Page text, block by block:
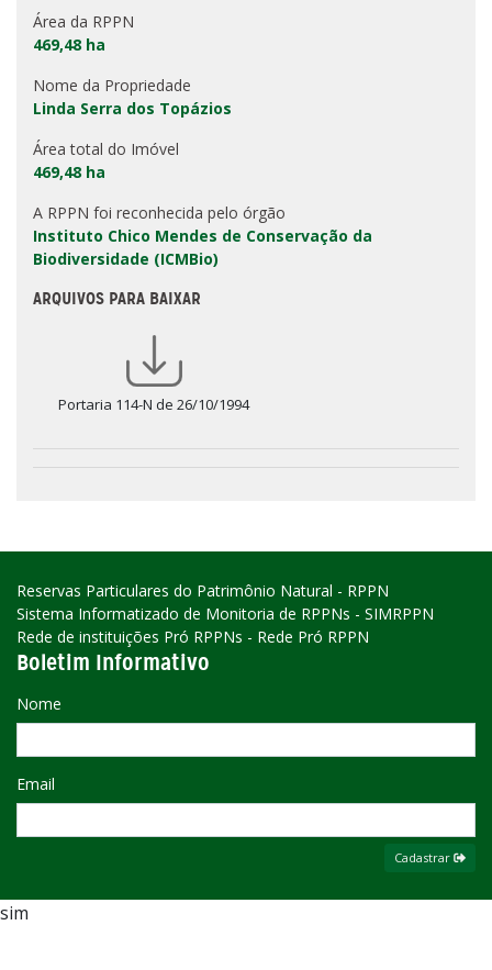
Área da RPPN
469,48 ha
Nome da Propriedade
Linda Serra dos Topázios
Área total do Imóvel
469,48 ha
A RPPN foi reconhecida pelo órgão
Instituto Chico Mendes de Conservação da
Biodiversidade (ICMBio)
ARQUIVOS PARA BAIXAR
Portaria 114-N de 26/10/1994
Reservas Particulares do Patrimônio Natural - RPPN
Sistema Informatizado de Monitoria de RPPNs - SIMRPPN
Rede de instituições Pró RPPNs - Rede Pró RPPN
Boletim Informativo
Nome
Email
Cadastrar
sim